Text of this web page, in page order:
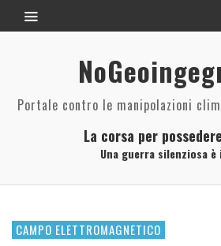
Portale contro le manipolazioni
La corsa per
Una guerra silenziosa
CAMPO ELETTROMAGNETICO